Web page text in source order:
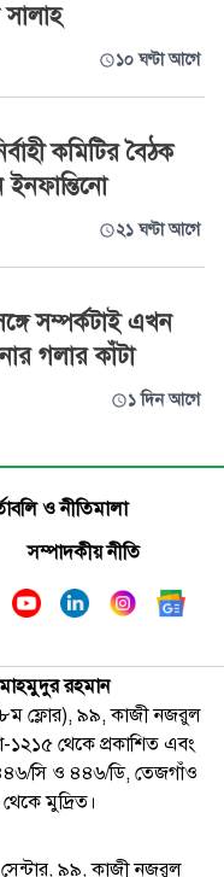
১০ ঘণ্টা আগে
কমিটির বৈঠক
২১ ঘণ্টা আগে
সম্পর্কটাই এখন
গলার কাঁটা
১ দিন আগে
ও নীতিমালা
সম্পাদকীয় নীতি
রহমান
(৮ম ফ্লোর), ৯৯, কাজী নজরুল
১২১৫ থেকে প্রকাশিত এবং
সি ও ৪৪৬/ডি, তেজগাঁও
মুদ্রিত।
সেন্টার, ৯৯, কাজী নজরুল